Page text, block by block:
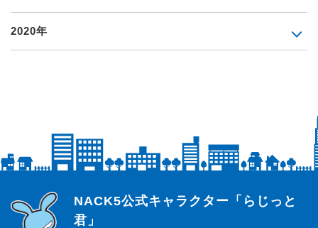
2020年
らじっと君
NACK5公式キャラクター「らじっと
君」